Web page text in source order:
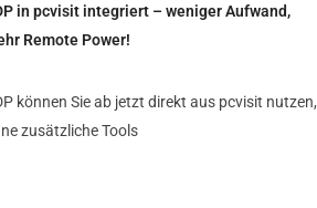
in pcvisit integriert – weniger Aufwand,
Remote Power!
können Sie ab jetzt direkt aus pcvisit nutzen,
zusätzliche Tools